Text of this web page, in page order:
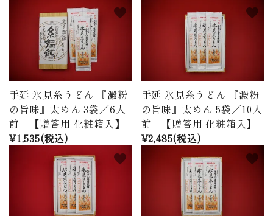
手延 氷見糸うどん 『澱粉
の旨味』太めん 3袋／6人
前 【贈答用 化粧箱入】
¥1,535(税込)
favorite
手延 氷見糸うどん 『澱粉
の旨味』太めん 5袋／10人
前 【贈答用 化粧箱入】
¥2,485(税込)
favorite
favorite favorite